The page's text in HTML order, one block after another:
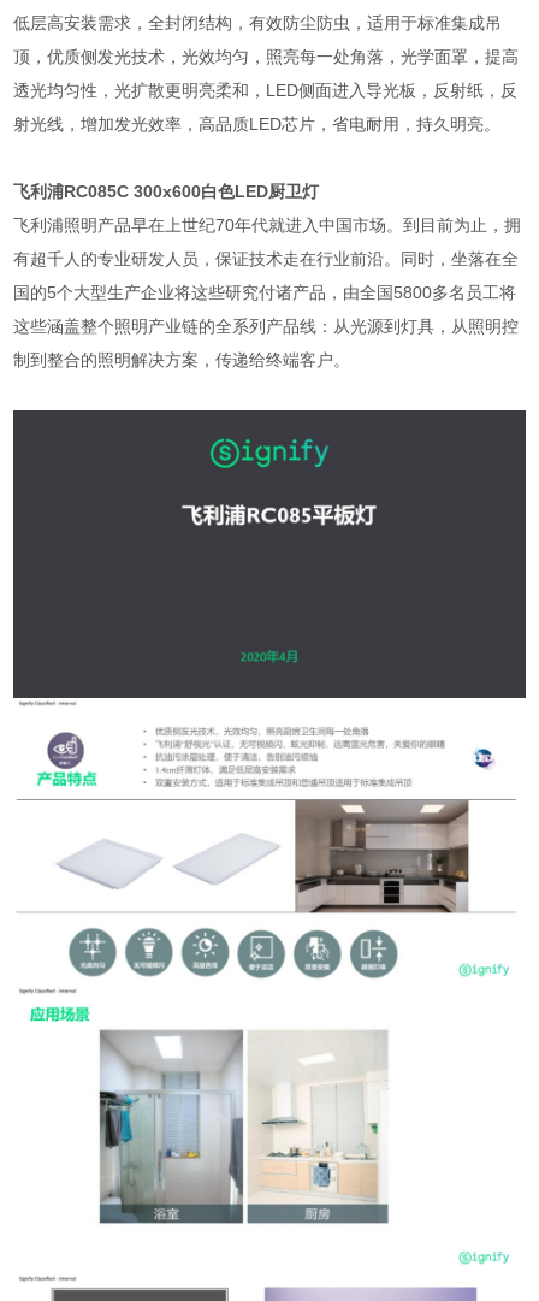
低层高安装需求，全封闭结构，有效防尘防虫，适用于标准集成吊
顶，优质侧发光技术，光效均匀，照亮每一处角落，光学面罩，提高
透光均匀性，光扩散更明亮柔和，LED侧面进入导光板，反射纸，反
射光线，增加发光效率，高品质LED芯片，省电耐用，持久明亮。
飞利浦RC085C 300x600白色LED厨卫灯
飞利浦照明产品早在上世纪70年代就进入中国市场。到目前为止，拥
有超千人的专业研发人员，保证技术走在行业前沿。同时，坐落在全
国的5个大型生产企业将这些研究付诸产品，由全国5800多名员工将
这些涵盖整个照明产业链的全系列产品线：从光源到灯具，从照明控
制到整合的照明解决方案，传递给终端客户。